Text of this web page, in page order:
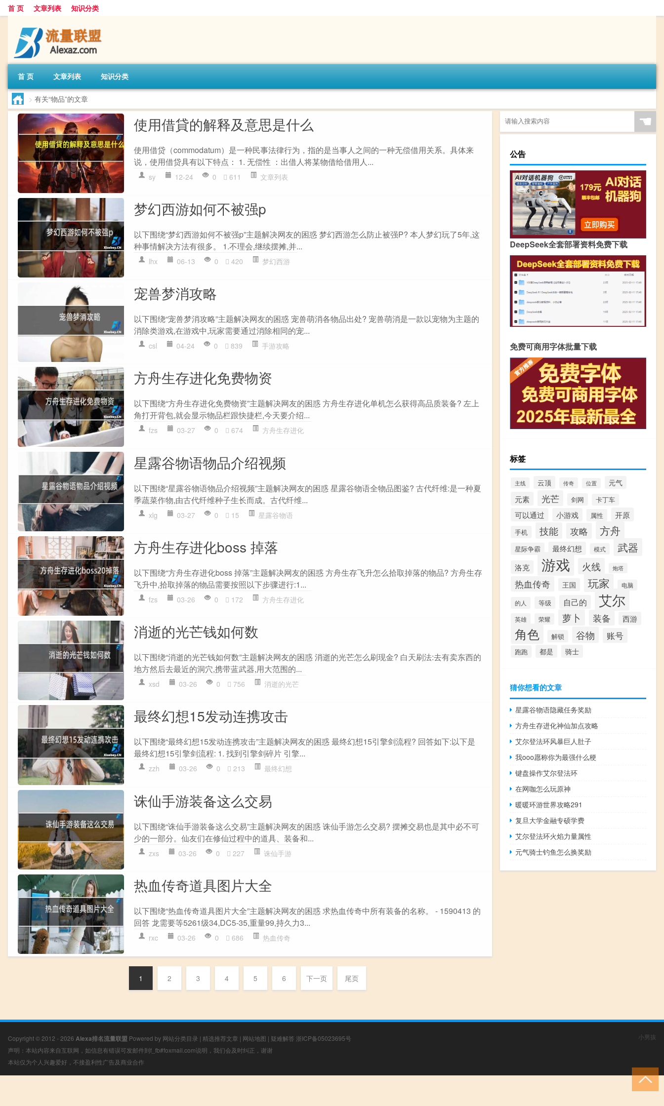
首 页 文章列表 知识分类
首 页 文章列表 知识分类
> 有关“物品”的文章
使用借貸的解释及意思是什么
使用借贷（commodatum）是一种民事法律行为，指的是当事人之间的一种无偿借用关系。具体来
说，使用借贷具有以下特点： 1. 无偿性 ：出借人将某物借给借用人...
sy 12-24 0 611 文章列表
梦幻西游如何不被强p
以下围绕“梦幻西游如何不被强p”主题解决网友的困惑 梦幻西游怎么防止被强P? 本人梦幻玩了5年,这
种事情解决方法有很多。 1.不理会,继续摆摊,并...
lhx 06-13 0 420 梦幻西游
宠兽梦消攻略
以下围绕“宠兽梦消攻略”主题解决网友的困惑 宠兽萌消各物品出处? 宠兽萌消是一款以宠物为主题的
消除类游戏,在游戏中,玩家需要通过消除相同的宠...
csl 04-24 0 839 手游攻略
方舟生存进化免费物资
以下围绕“方舟生存进化免费物资”主题解决网友的困惑 方舟生存进化单机怎么获得高品质装备? 左上
角打开背包,就会显示物品栏跟快捷栏,今天要介绍...
fzs 03-27 0 674 方舟生存进化
星露谷物语物品介绍视频
以下围绕“星露谷物语物品介绍视频”主题解决网友的困惑 星露谷物语全物品图鉴? 古代纤维:是一种夏
季蔬菜作物,由古代纤维种子生长而成。古代纤维...
xlg 03-27 0 15 星露谷物语
方舟生存进化boss 掉落
以下围绕“方舟生存进化boss 掉落”主题解决网友的困惑 方舟生存飞升怎么拾取掉落的物品? 方舟生存
飞升中,拾取掉落的物品需要按照以下步骤进行:1...
fzs 03-26 0 172 方舟生存进化
消逝的光芒钱如何数
以下围绕“消逝的光芒钱如何数”主题解决网友的困惑 消逝的光芒怎么刷现金? 白天刷法:去有卖东西的
地方然后去最近的洞穴,携带蓝武器,用大范围的...
xsd 03-26 0 756 消逝的光芒
最终幻想15发动连携攻击
以下围绕“最终幻想15发动连携攻击”主题解决网友的困惑 最终幻想15引擎剑流程? 回答如下:以下是
最终幻想15引擎剑流程: 1. 找到引擎剑碎片 引擎...
zzh 03-26 0 213 最终幻想
诛仙手游装备这么交易
以下围绕“诛仙手游装备这么交易”主题解决网友的困惑 诛仙手游怎么交易? 摆摊交易也是其中必不可
少的一部分。仙友们在修仙过程中的道具、装备和...
zxs 03-26 0 227 诛仙手游
热血传奇道具图片大全
以下围绕“热血传奇道具图片大全”主题解决网友的困惑 求热血传奇中所有装备的名称。 - 1590413 的
回答 龙需要等5261级34,DC5-35,重量99,持久力3...
rxc 03-26 0 686 热血传奇
1 2 3 4 5 6 下一页 尾页
☚
公告
DeepSeek全套部署资料免费下载
免费可商用字体批量下载
标签
主线 云顶 传奇 位置 元气
元素 光芒 剑网 卡丁车
可以通过 小游戏 属性 开原
手机 技能 攻略 方舟
星际争霸 最终幻想 模式 武器
洛克 游戏 火线 炮塔
热血传奇 王国 玩家 电脑
的人 等级 自己的 艾尔
英雄 荣耀 萝卜 装备 西游
角色 解锁 谷物 账号
跑跑 都是 骑士
猜你想看的文章
星露谷物语隐藏任务奖励
方舟生存进化神仙加点攻略
艾尔登法环风暴巨人肚子
我ooo愿称你为最强什么梗
键盘操作艾尔登法环
在网咖怎么玩原神
暖暖环游世界攻略291
复旦大学金融专硕学费
艾尔登法环火焰力量属性
元气骑士钓鱼怎么换奖励
Copyright © 2012 - 2026 Alexa排名流量联盟 Powered by 网站分类目录 | 精选推荐文章 | 网站地图 | 疑难解答 浙ICP备05023695号
声明：本站内容来自互联网，如信息有错误可发邮件到f_fb#foxmail.com说明，我们会及时纠正，谢谢
本站仅为个人兴趣爱好，不接盈利性广告及商业合作
小男孩